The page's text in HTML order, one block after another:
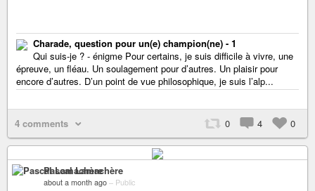
Charade, question pour un(e) champion(ne) - 1
Qui suis-je ? - énigme Pour certains, je suis difficile à vivre, une
épreuve, un fléau. Un soulagement pour d’autres. Un plaisir pour
encore d’autres. D’un point de vue philosophique, je suis l’alp...
4 comments 0 4 0
Pascal Lamachère
about a month ago – Public